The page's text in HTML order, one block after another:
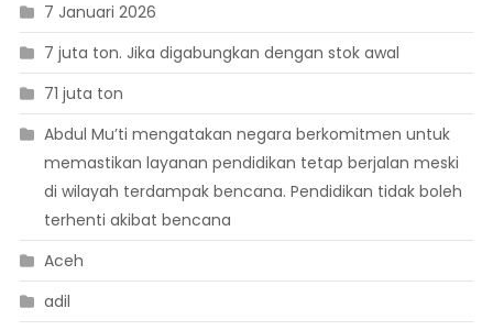
7 Januari 2026
7 juta ton. Jika digabungkan dengan stok awal
71 juta ton
Abdul Mu’ti mengatakan negara berkomitmen untuk
memastikan layanan pendidikan tetap berjalan meski
di wilayah terdampak bencana. Pendidikan tidak boleh
terhenti akibat bencana
Aceh
adil